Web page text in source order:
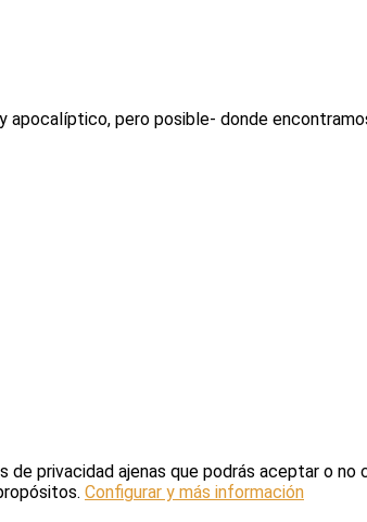
pero posible- donde
privacidad ajenas que podrás aceptar o no
Configurar y más información